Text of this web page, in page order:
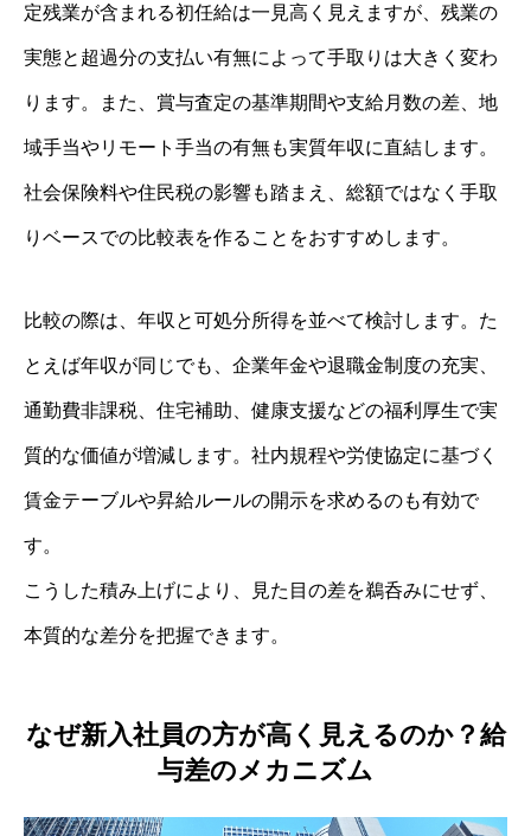
定残業が含まれる初任給は一見高く見えますが、残業の
実態と超過分の支払い有無によって手取りは大きく変わ
ります。また、賞与査定の基準期間や支給月数の差、地
域手当やリモート手当の有無も実質年収に直結します。
社会保険料や住民税の影響も踏まえ、総額ではなく手取
りベースでの比較表を作ることをおすすめします。
比較の際は、年収と可処分所得を並べて検討します。た
とえば年収が同じでも、企業年金や退職金制度の充実、
通勤費非課税、住宅補助、健康支援などの福利厚生で実
質的な価値が増減します。社内規程や労使協定に基づく
賃金テーブルや昇給ルールの開示を求めるのも有効で
す。
こうした積み上げにより、見た目の差を鵜呑みにせず、
本質的な差分を把握できます。
なぜ新入社員の方が高く見えるのか？給
与差のメカニズム